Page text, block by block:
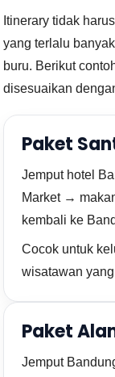
Itinerary tidak
yang terlalu
buru. Berikut
disesuaikan
Paket
Jemput hotel
Market →
kembali ke
Cocok untuk
wisatawan
Paket
Jemput